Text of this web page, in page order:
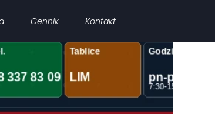
Cennik Kontakt